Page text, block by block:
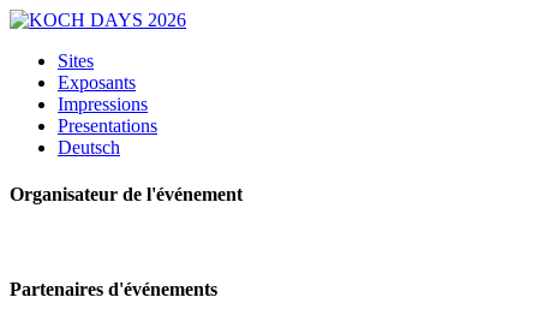
Sites
Exposants
Impressions
Presentations
Deutsch
Organisateur de l'événement
Partenaires d'événements